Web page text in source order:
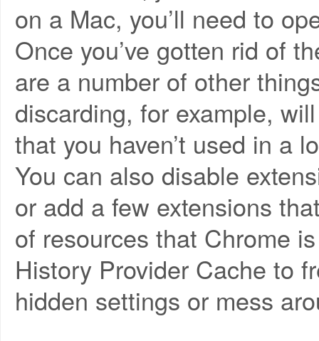
on a Mac, you’ll need to
Once you’ve gotten rid of
are a number of other
discarding, for example,
that you haven’t used in a
You can also disable
or add a few extensions
of resources that Chrome
History Provider Cache to
hidden settings or mess